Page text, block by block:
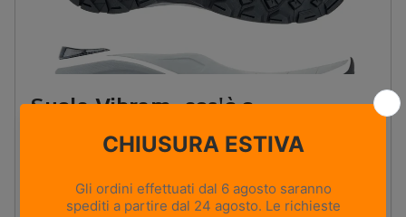
Suola Vibram: cos'è e
caratteristiche
16 ottobre 2024
l’hiking e le attività outdoor, la suola Vibram è un marchio
di riferimento a livello mondiale.